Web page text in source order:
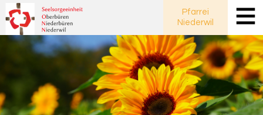
Pfarrei
Niederwil